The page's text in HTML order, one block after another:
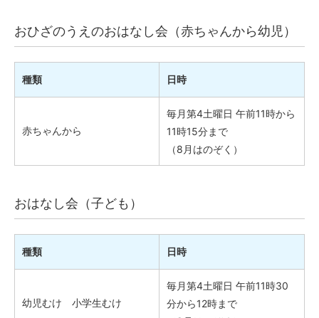
おひざのうえのおはなし会（赤ちゃんから幼児）
種類 日時
赤ちゃんから
毎月第4土曜日 午前11時から
11時15分まで
（8月はのぞく）
おはなし会（子ども）
種類 日時
幼児むけ 小学生むけ
毎月第4土曜日 午前11時30
分から12時まで